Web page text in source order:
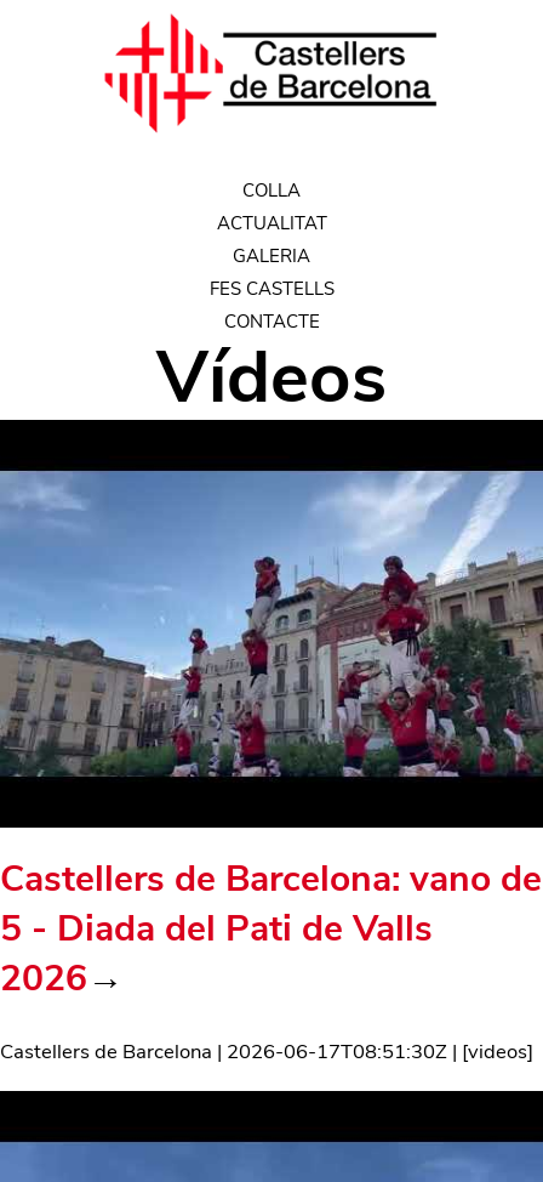
COLLA
ACTUALITAT
GALERIA
FES CASTELLS
CONTACTE
Vídeos
Castellers de Barcelona: vano de
5 - Diada del Pati de Valls
2026→
Castellers de Barcelona | 2026-06-17T08:51:30Z | [videos]